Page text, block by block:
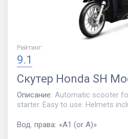
Рейтинг:
9.1
Скутер Honda SH
Описание: Automatic scooter
starter. Easy to use. Helmets
Вод. права: «A1 (or A)»